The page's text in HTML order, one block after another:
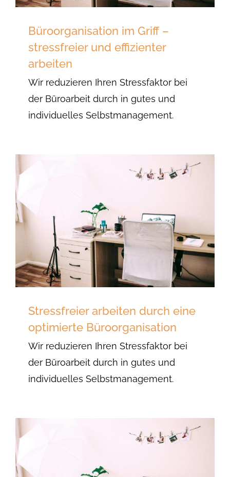
Büroorganisation im Griff –
stressfreier und effizienter
arbeiten
Wir reduzieren Ihren Stressfaktor bei
der Büroarbeit durch in gutes und
individuelles Selbstmanagement.
Stressfreier arbeiten durch eine
optimierte Büroorganisation
Wir reduzieren Ihren Stressfaktor bei
der Büroarbeit durch in gutes und
individuelles Selbstmanagement.